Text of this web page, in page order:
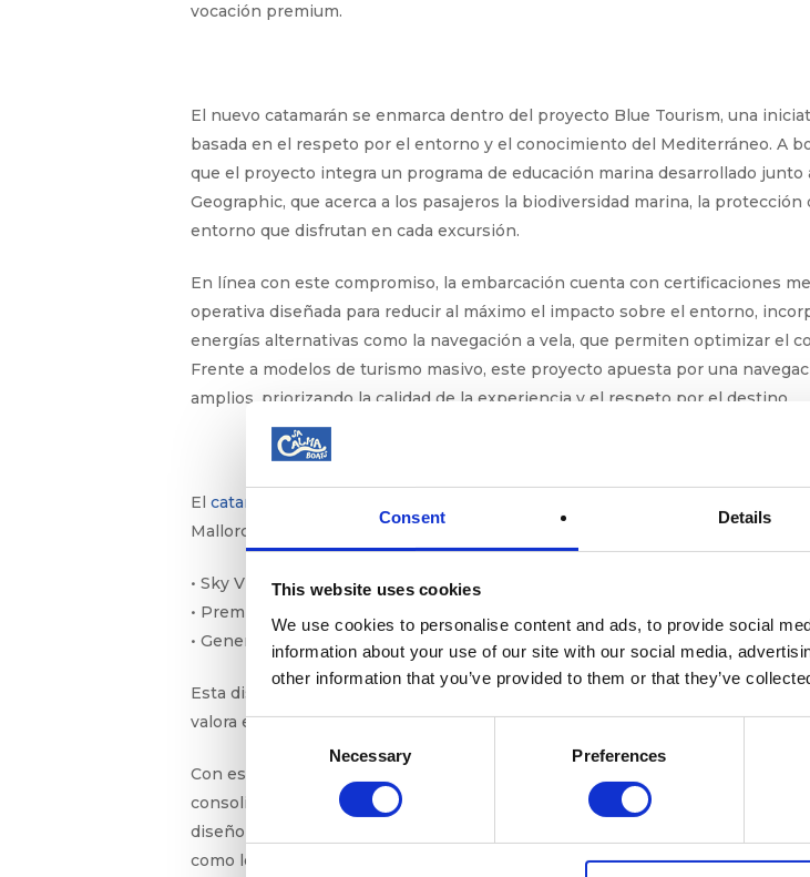
Consent Details
This website uses cookies
We use cookies to personalise content and ads, to provide social
information about your use of our site with our social media,
other information that you’ve provided to them or that they’ve
Consent
Necessary Preferences
vocación premium.
El nuevo catamarán se enmarca dentro del proyecto Blue Tourism, una
basada en el respeto por el entorno y el conocimiento del Mediterráneo. A
que el proyecto integra un programa de educación marina desarrollado
Geographic, que acerca a los pasajeros la biodiversidad marina, la
entorno que disfrutan en cada excursión.
En línea con este compromiso, la embarcación cuenta con certificaciones
operativa diseñada para reducir al máximo el impacto sobre el entorno,
energías alternativas como la navegación a vela, que permiten optimizar el
Frente a modelos de turismo masivo, este proyecto apuesta por una
amplios, priorizando la calidad de la experiencia y el respeto por el destino.
El catamarán Saona
se divide en tres zonas claramente diferenciadas,
Mallorca:
• Sky VIP Lounge: una zona exclusiva en la cubierta superior, pensada para el
• Premium Terrace: una amplia terraza con mesas y servicio a bordo, ideal
• General Access: una zona cómoda y abierta, en contacto directo con el mar
Esta distribución permite vivir la navegación de forma relajada, exclusiva y
valora el tiempo, el espacio y la autenticidad del lugar que visita.
Con este nuevo catamarán, Sa Calma Boats refuerza su apuesta por un
consolidándose como uno de los operadores que lideran la evolución del
diseño local, construcción nacional, conciencia ambiental y excelencia en la
como lo hacen quienes la conocen de verdad.